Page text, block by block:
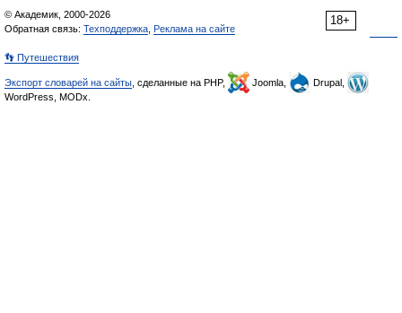
18+
© Академик, 2000-2026
Обратная связь: Техподдержка Реклама на сайте
👣 Путешествия
Экспорт словарей на сайты , сделанные на PHP, Joomla,
Drupal,
WordPress, MODx.